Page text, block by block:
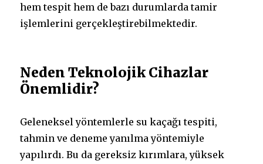
hem tespit hem de bazı durumlarda tamir
işlemlerini gerçekleştirebilmektedir.
Neden Teknolojik Cihazlar
Önemlidir?
Geleneksel yöntemlerle su kaçağı tespiti,
tahmin ve deneme yanılma yöntemiyle
yapılırdı. Bu da gereksiz kırımlara, yüksek